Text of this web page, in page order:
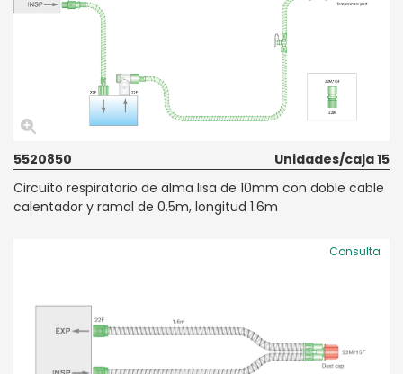
5520850
Unidades/caja 15
Circuito respiratorio de alma lisa de 10mm con doble cable
calentador y ramal de 0.5m, longitud 1.6m
Consulta